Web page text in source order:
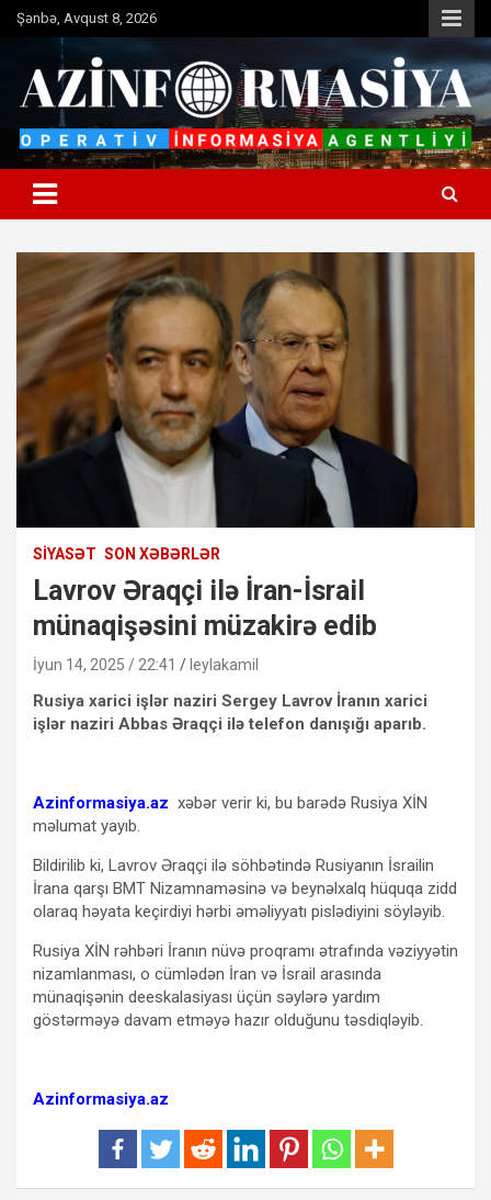
SkipŞənbə, Avqust 8, 2026
Azinformasiya
Operativ informasiya agentliyi
SIYASƏT SON XƏBƏRLƏR
Lavrov Əraqçi ilə İran-İsrail
münaqişəsini müzakirə edib
İyun 14, 2025 / 22:41 leylakamil
Rusiya xarici işlər naziri Sergey Lavrov İranın xarici
işlər naziri Abbas Əraqçi ilə telefon danışığı aparıb.
Azinformasiya.az xəbər verir ki, bu barədə Rusiya XİN
məlumat yayıb.
Bildirilib ki, Lavrov Əraqçi ilə söhbətində Rusiyanın İsrailin
İrana qarşı BMT Nizamnaməsinə və beynəlxalq hüquqa zidd
olaraq həyata keçirdiyi hərbi əməliyyatı pislədiyini söyləyib.
Rusiya XİN rəhbəri İranın nüvə proqramı ətrafında vəziyyətin
nizamlanması, o cümlədən İran və İsrail arasında
münaqişənin deeskalasiyası üçün səylərə yardım
göstərməyə davam etməyə hazır olduğunu təsdiqləyib.
Azinformasiya.az